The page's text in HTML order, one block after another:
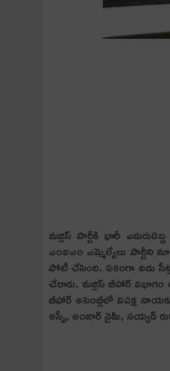
మ‌జ్లిస్ పార్టీకి భారీ
ఎంఐఎం ఎమ్మెల్యేలు పార్టీని
పోటీ చేసింది. ఏకంగా ఐదు
చేరారు. మజ్లిస్ బీహార్ విభాగం
బీహార్ అసెంబ్లీలో విపక్ష
అస్ఫీ, అంజార్ నైమీ, సయ్యద్